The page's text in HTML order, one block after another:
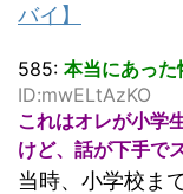
バイ】
585: 本当にあった
ID:mwELtAzKO
これはオレが小学
けど、話が下手で
当時、小学校ま